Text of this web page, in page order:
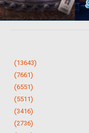
(13643)
(7661)
(6551)
(5511)
(3416)
(2736)